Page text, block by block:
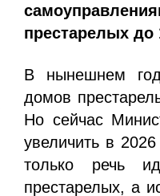
престарелых до
В нынешнем
домов
Но сейчас
увеличить в
только речь
престарелых, а